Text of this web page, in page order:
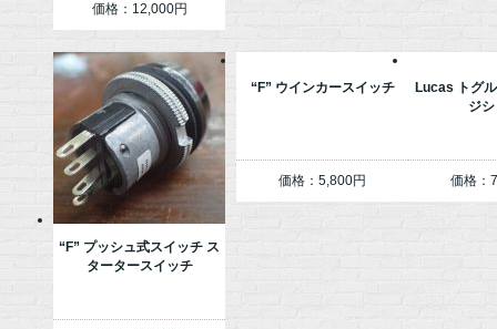
価格：12,000円
“F” プッシュ式スイッチ ス
タータースイッチ
“F” ウインカースイッチ
価格：5,800円
Lucas トグ
ジ
価格：